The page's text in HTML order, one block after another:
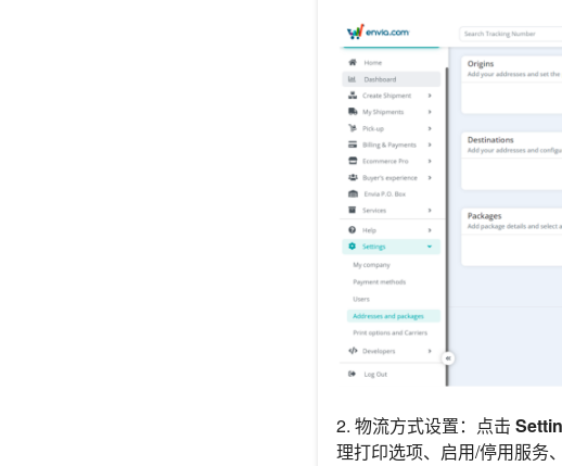
2. 物流方式设置：点击
理打印选项、启用/停用服务